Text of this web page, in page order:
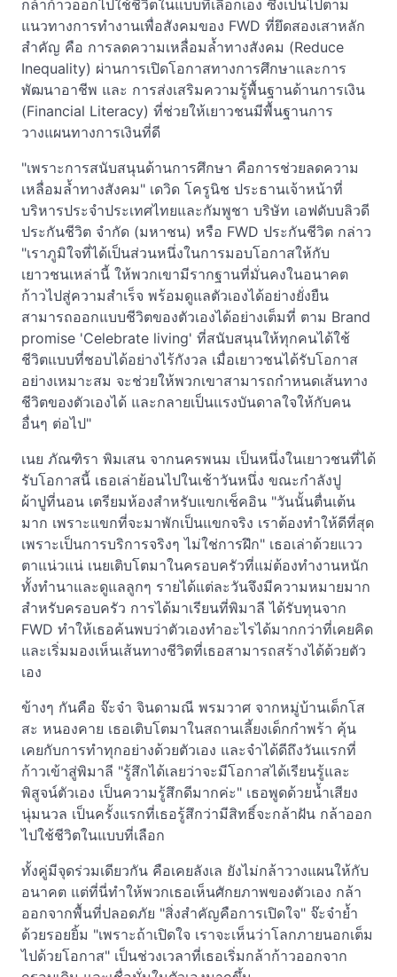
กล้าก้าวออกไปใช้ชีวิตในแบบที่เลือกเอง ซึ่งเป็นไปตาม
แนวทางการทำงานเพื่อสังคมของ FWD ที่ยึดสองเสาหลัก
สำคัญ คือ การลดความเหลื่อมล้ำทางสังคม (Reduce
Inequality) ผ่านการเปิดโอกาสทางการศึกษาและการ
พัฒนาอาชีพ และ การส่งเสริมความรู้พื้นฐานด้านการเงิน
(Financial Literacy) ที่ช่วยให้เยาวชนมีพื้นฐานการ
วางแผนทางการเงินที่ดี
"เพราะการสนับสนุนด้านการศึกษา คือการช่วยลดความ
เหลื่อมล้ำทางสังคม" เดวิด โครูนิช ประธานเจ้าหน้าที่
บริหารประจำประเทศไทยและกัมพูชา บริษัท เอฟดับบลิวดี
ประกันชีวิต จำกัด (มหาชน) หรือ FWD ประกันชีวิต กล่าว
"เราภูมิใจที่ได้เป็นส่วนหนึ่งในการมอบโอกาสให้กับ
เยาวชนเหล่านี้ ให้พวกเขามีรากฐานที่มั่นคงในอนาคต
ก้าวไปสู่ความสำเร็จ พร้อมดูแลตัวเองได้อย่างยั่งยืน
สามารถออกแบบชีวิตของตัวเองได้อย่างเต็มที่ ตาม Brand
promise 'Celebrate living' ที่สนับสนุนให้ทุกคนได้ใช้
ชีวิตแบบที่ชอบได้อย่างไร้กังวล เมื่อเยาวชนได้รับโอกาส
อย่างเหมาะสม จะช่วยให้พวกเขาสามารถกำหนดเส้นทาง
ชีวิตของตัวเองได้ และกลายเป็นแรงบันดาลใจให้กับคน
อื่นๆ ต่อไป"
เนย ภัณฑิรา พิมเสน จากนครพนม เป็นหนึ่งในเยาวชนที่ได้
รับโอกาสนี้ เธอเล่าย้อนไปในเช้าวันหนึ่ง ขณะกำลังปู
ผ้าปูที่นอน เตรียมห้องสำหรับแขกเช็คอิน "วันนั้นตื่นเต้น
มาก เพราะแขกที่จะมาพักเป็นแขกจริง เราต้องทำให้ดีที่สุด
เพราะเป็นการบริการจริงๆ ไม่ใช่การฝึก" เธอเล่าด้วยแวว
ตาแน่วแน่ เนยเติบโตมาในครอบครัวที่แม่ต้องทำงานหนัก
ทั้งทำนาและดูแลลูกๆ รายได้แต่ละวันจึงมีความหมายมาก
สำหรับครอบครัว การได้มาเรียนที่พิมาลี ได้รับทุนจาก
FWD ทำให้เธอค้นพบว่าตัวเองทำอะไรได้มากกว่าที่เคยคิด
และเริ่มมองเห็นเส้นทางชีวิตที่เธอสามารถสร้างได้ด้วยตัว
เอง
ข้างๆ กันคือ จ๊ะจ๋า จินดามณี พรมวาศ จากหมู่บ้านเด็กโส
สะ หนองคาย เธอเติบโตมาในสถานเลี้ยงเด็กกำพร้า คุ้น
เคยกับการทำทุกอย่างด้วยตัวเอง และจำได้ดีถึงวันแรกที่
ก้าวเข้าสู่พิมาลี "รู้สึกได้เลยว่าจะมีโอกาสได้เรียนรู้และ
พิสูจน์ตัวเอง เป็นความรู้สึกดีมากค่ะ" เธอพูดด้วยน้ำเสียง
นุ่มนวล เป็นครั้งแรกที่เธอรู้สึกว่ามีสิทธิ์จะกล้าฝัน กล้าออก
ไปใช้ชีวิตในแบบที่เลือก
ทั้งคู่มีจุดร่วมเดียวกัน คือเคยลังเล ยังไม่กล้าวางแผนให้กับ
อนาคต แต่ที่นี่ทำให้พวกเธอเห็นศักยภาพของตัวเอง กล้า
ออกจากพื้นที่ปลอดภัย "สิ่งสำคัญคือการเปิดใจ" จ๊ะจ๋าย้ำ
ด้วยรอยยิ้ม "เพราะถ้าเปิดใจ เราจะเห็นว่าโลกภายนอกเต็ม
ไปด้วยโอกาส" เป็นช่วงเวลาที่เธอเริ่มกล้าก้าวออกจาก